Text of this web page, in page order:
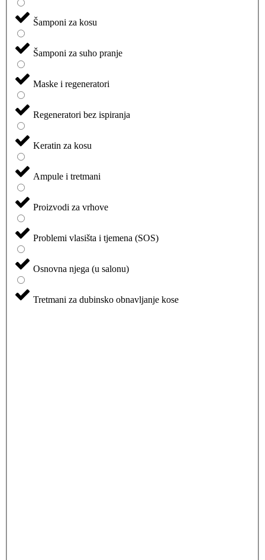
Šamponi za kosu
Šamponi za suho pranje
Maske i regeneratori
Regeneratori bez ispiranja
Keratin za kosu
Ampule i tretmani
Proizvodi za vrhove
Problemi vlasišta i tjemena (SOS)
Osnovna njega (u salonu)
Tretmani za dubinsko obnavljanje kose